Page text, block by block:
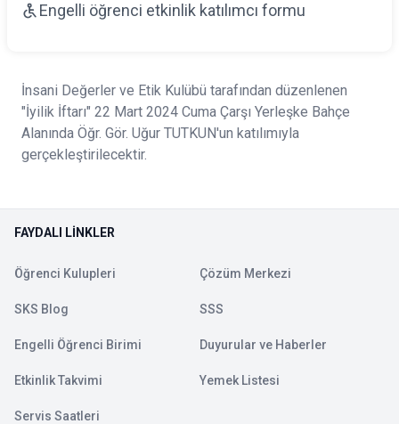
Engelli öğrenci etkinlik katılımcı formu
İnsani Değerler ve Etik Kulübü tarafından düzenlenen
"İyilik İftarı" 22 Mart 2024 Cuma Çarşı Yerleşke Bahçe
Alanında Öğr. Gör. Uğur TUTKUN'un katılımıyla
gerçekleştirilecektir.
FAYDALI LINKLER
Öğrenci Kulupleri Çözüm Merkezi
SKS Blog SSS
Engelli Öğrenci Birimi Duyurular ve Haberler
Etkinlik Takvimi Yemek Listesi
Servis Saatleri